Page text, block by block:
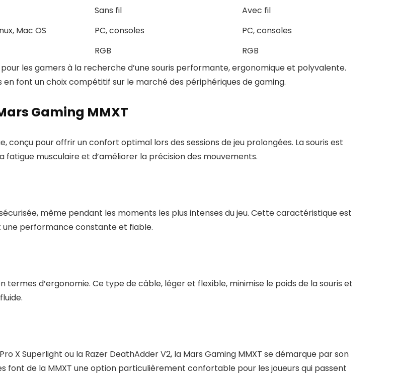
Sans fil
Avec fil
Mac OS PC, consoles
PC, consoles
RGB
RGB
les gamers à la recherche d’une souris performante, ergonomique et polyvalente.
font un choix compétitif sur le marché des périphériques de gaming.
Gaming MMXT
conçu pour offrir un confort optimal lors des sessions de jeu prolongées. La souris est
musculaire et d’améliorer la précision des mouvements.
même pendant les moments les plus intenses du jeu. Cette caractéristique est
performance constante et fiable.
d’ergonomie. Ce type de câble, léger et flexible, minimise le poids de la souris et
X Superlight ou la Razer DeathAdder V2, la Mars Gaming MMXT se démarque par son
de la MMXT une option particulièrement confortable pour les joueurs qui passent